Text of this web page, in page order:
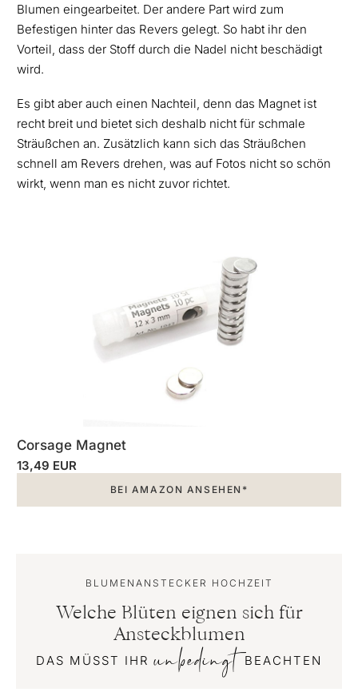
Blumen eingearbeitet. Der andere Part wird zum
Befestigen hinter das Revers gelegt. So habt ihr den
Vorteil, dass der Stoff durch die Nadel nicht beschädigt
wird.
Es gibt aber auch einen Nachteil, denn das Magnet ist
recht breit und bietet sich deshalb nicht für schmale
Sträußchen an. Zusätzlich kann sich das Sträußchen
schnell am Revers drehen, was auf Fotos nicht so schön
wirkt, wenn man es nicht zuvor richtet.
Corsage Magnet
13,49 EUR
BEI AMAZON ANSEHEN*
BLUMENANSTECKER HOCHZEIT
Welche Blüten eignen sich für
Ansteckblumen
DAS MÜSST IHRunbedingt BEACHTEN